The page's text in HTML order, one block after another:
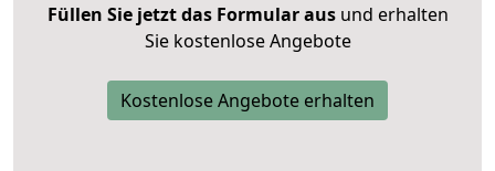
Füllen Sie jetzt das Formular ausund erhalten
Sie kostenlose Angebote
Kostenlose Angebote erhalten